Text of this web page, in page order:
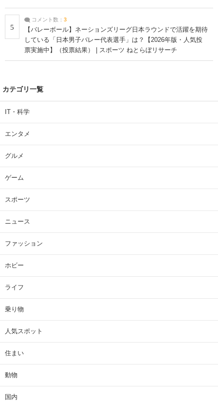
5
コメント数： 3
【バレーボール】ネーションズリーグ日本ラウンドで活躍を期待
している「日本男子バレー代表選手」は？【2026年版・人気投
票実施中】（投票結果） | スポーツ ねとらぼリサーチ
カテゴリ一覧
IT・科学
エンタメ
グルメ
ゲーム
スポーツ
ニュース
ファッション
ホビー
ライフ
乗り物
人気スポット
住まい
動物
国内